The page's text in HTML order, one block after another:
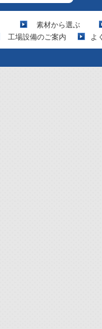
素材から選ぶ
工場設備のご案内
よ